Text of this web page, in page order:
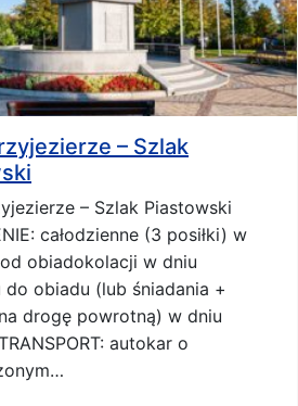
– Szlak
– Szlak Piastowski
całodzienne (3 posiłki) w
obiadokolacji w dniu
do obiadu (lub śniadania +
drogę powrotną) w dniu
autokar o